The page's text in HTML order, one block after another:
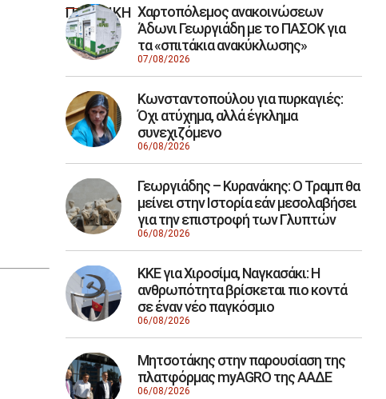
ΠΟΛΙΤΙΚΗ Χαρτοπόλεμος ανακοινώσεων
Άδωνι Γεωργιάδη με το ΠΑΣΟΚ για
τα «σπιτάκια ανακύκλωσης»
07/08/2026
Κωνσταντοπούλου για πυρκαγιές:
Όχι ατύχημα, αλλά έγκλημα
συνεχιζόμενο
06/08/2026
Γεωργιάδης – Κυρανάκης: Ο Τραμπ θα
μείνει στην Ιστορία εάν μεσολαβήσει
για την επιστροφή των Γλυπτών
06/08/2026
ΚΚΕ για Χιροσίμα, Ναγκασάκι: Η
ανθρωπότητα βρίσκεται πιο κοντά
σε έναν νέο παγκόσμιο
06/08/2026
Μητσοτάκης στην παρουσίαση της
πλατφόρμας myAGRO της ΑΑΔΕ
06/08/2026